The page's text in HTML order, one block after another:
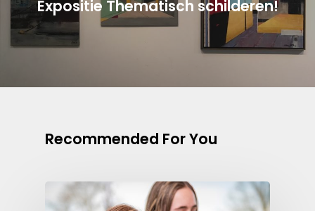
Expositie Thematisch schilderen!
Recommended For You